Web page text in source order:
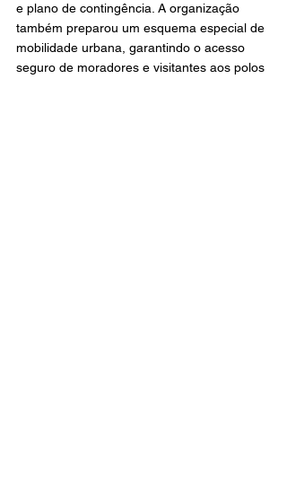
e plano de contingência. A organização
também preparou um esquema especial de
mobilidade urbana, garantindo o acesso
seguro de moradores e visitantes aos polos